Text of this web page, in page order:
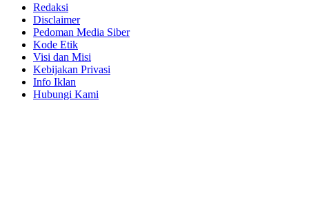
Redaksi
Disclaimer
Pedoman Media Siber
Kode Etik
Visi dan Misi
Kebijakan Privasi
Info Iklan
Hubungi Kami